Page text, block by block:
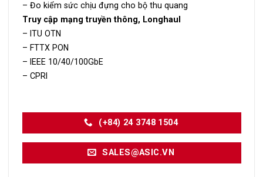
– Đo kiểm sức chịu đựng cho bộ thu quang
Truy cập mạng truyền thông, Longhaul
– ITU OTN
– FTTX PON
– IEEE 10/40/100GbE
– CPRI
(+84) 24 3748 1504
SALES@ASIC.VN